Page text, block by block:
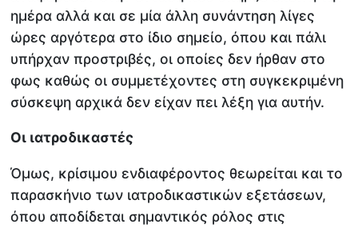
ημέρα αλλά και σε μία άλλη συνάντηση λίγες
ώρες αργότερα στο ίδιο σημείο, όπου και πάλι
υπήρχαν προστριβές, οι οποίες δεν ήρθαν στο
φως καθώς οι συμμετέχοντες στη συγκεκριμένη
σύσκεψη αρχικά δεν είχαν πει λέξη για αυτήν.
Οι ιατροδικαστές
Όμως, κρίσιμου ενδιαφέροντος θεωρείται και το
παρασκήνιο των ιατροδικαστικών εξετάσεων,
όπου αποδίδεται σημαντικός ρόλος στις